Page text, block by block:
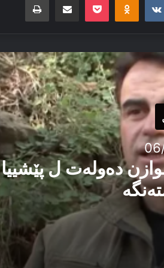
دەولەت ل پێشییا